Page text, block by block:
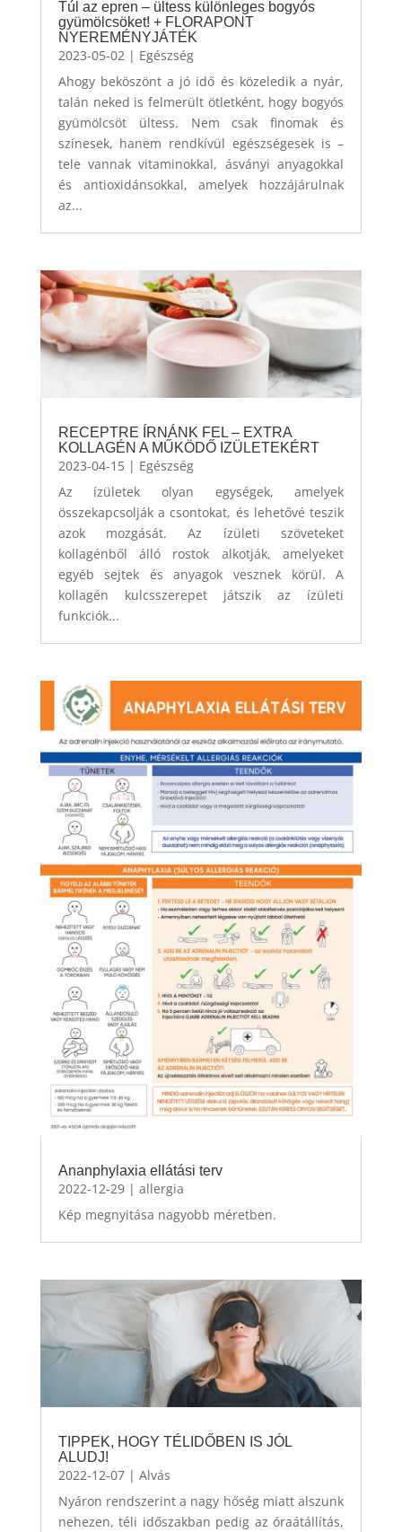
Túl az epren – ültess különleges bogyós
gyümölcsöket! + FLORAPONT
NYEREMÉNYJÁTÉK
2023-05-02 | Egészség
Ahogy beköszönt a jó idő és közeledik a nyár,
talán neked is felmerült ötletként, hogy bogyós
gyümölcsöt ültess. Nem csak finomak és
színesek, hanem rendkívül egészségesek is –
tele vannak vitaminokkal, ásványi anyagokkal
és antioxidánsokkal, amelyek hozzájárulnak
az...
RECEPTRE ÍRNÁNK FEL – EXTRA
KOLLAGÉN A MŰKÖDŐ IZÜLETEKÉRT
2023-04-15| Egészség
Az ízületek olyan egységek, amelyek
összekapcsolják a csontokat, és lehetővé teszik
azok mozgását. Az ízületi szöveteket
kollagénből álló rostok alkotják, amelyeket
egyéb sejtek és anyagok vesznek körül. A
kollagén kulcsszerepet játszik az ízületi
funkciók...
Ananphylaxia ellátási terv
2022-12-29| allergia
Kép megnyitása nagyobb méretben.
TIPPEK, HOGY TÉLIDŐBEN IS JÓL
ALUDJ!
2022-12-07| Alvás
Nyáron rendszerint a nagy hőség miatt alszunk
nehezen, téli időszakban pedig az óraátállítás,